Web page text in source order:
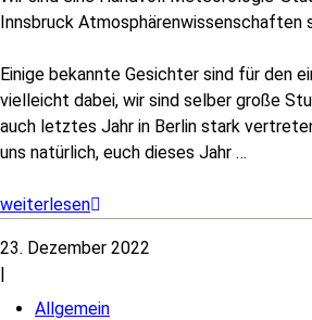
Innsbruck Atmosphärenwissenschaften
Einige bekannte Gesichter sind für den
vielleicht dabei, wir sind selber große
auch letztes Jahr in Berlin stark
uns natürlich, euch dieses Jahr …
weiterlesen
23. Dezember 2022
|
Allgemein